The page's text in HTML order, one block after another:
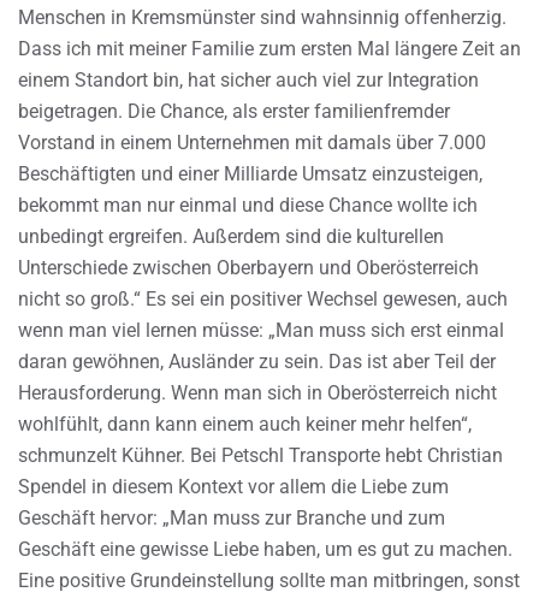
Menschen in Kremsmünster sind wahnsinnig offenherzig.
Dass ich mit meiner Familie zum ersten Mal längere Zeit an
einem Standort bin, hat sicher auch viel zur Integration
beigetragen. Die Chance, als erster familienfremder
Vorstand in einem Unternehmen mit damals über 7.000
Beschäftigten und einer Milliarde Umsatz einzusteigen,
bekommt man nur einmal und diese Chance wollte ich
unbedingt ergreifen. Außerdem sind die kulturellen
Unterschiede zwischen Oberbayern und Oberösterreich
nicht so groß.“ Es sei ein positiver Wechsel gewesen, auch
wenn man viel lernen müsse: „Man muss sich erst einmal
daran gewöhnen, Ausländer zu sein. Das ist aber Teil der
Herausforderung. Wenn man sich in Oberösterreich nicht
wohlfühlt, dann kann einem auch keiner mehr helfen“,
schmunzelt Kühner. Bei Petschl Transporte hebt Christian
Spendel in diesem Kontext vor allem die Liebe zum
Geschäft hervor: „Man muss zur Branche und zum
Geschäft eine gewisse Liebe haben, um es gut zu machen.
Eine positive Grundeinstellung sollte man mitbringen, sonst